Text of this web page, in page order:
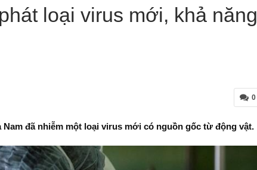
loại virus mới, khả năng
0
đã nhiễm một loại virus mới có nguồn gốc từ động vật.